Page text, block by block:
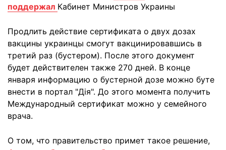
поддержал Кабинет Министров Украины
Продлить действие сертификата о двух дозах
вакцины украинцы смогут вакцинировавшись в
третий раз (бустером). После этого документ
будет действителен также 270 дней. В конце
января информацию о бустерной дозе можно буте
внести в портал "Дія". До этого момента получить
Международный сертификат можно у семейного
врача.
О том, что правительство примет такое решение,